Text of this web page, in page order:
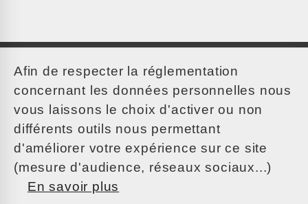
0 820 301 300
contact@cbc-group.fr
Afin de respecter la réglementation
concernant les données personnelles nous
vous laissons le choix d'activer ou non
différents outils nous permettant
d'améliorer votre expérience sur ce site
(mesure d'audience, réseaux sociaux...)
En savoir plus